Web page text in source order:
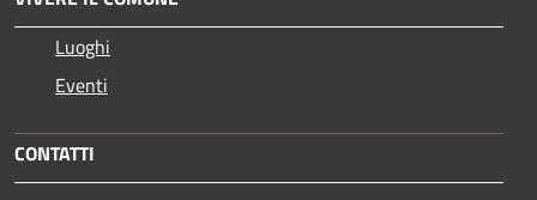
Luoghi
Eventi
CONTATTI